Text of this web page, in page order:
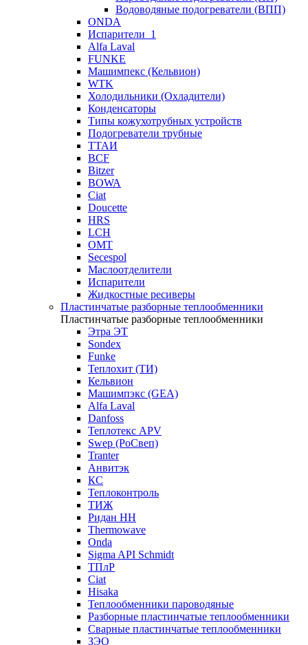
Водоводяные подогреватели (ВПП)
ONDA
Испарители_1
Alfa Laval
FUNKE
Машимпекс (Кельвион)
WTK
Холодильники (Охладители)
Конденсаторы
Типы кожухотрубных устройств
Подогреватели трубные
ТТАИ
BCF
Bitzer
BOWA
Ciat
Doucette
HRS
LCH
OMT
Secespol
Маслоотделители
Испарители
Жидкостные ресиверы
Пластинчатые разборные теплообменники
Пластинчатые разборные теплообменники
Этра ЭТ
Sondex
Funke
Теплохит (ТИ)
Кельвион
Машимпэкс (GEA)
Alfa Laval
Danfoss
Теплотекс APV
Swep (РоСвеп)
Tranter
Анвитэк
КС
Теплоконтроль
ТИЖ
Ридан НН
Thermowave
Onda
Sigma API Schmidt
ТПлР
Ciat
Hisaka
Теплообменники пароводяные
Разборные пластинчатые теплообменники
Сварные пластинчатые теплообменники
ЗЭО